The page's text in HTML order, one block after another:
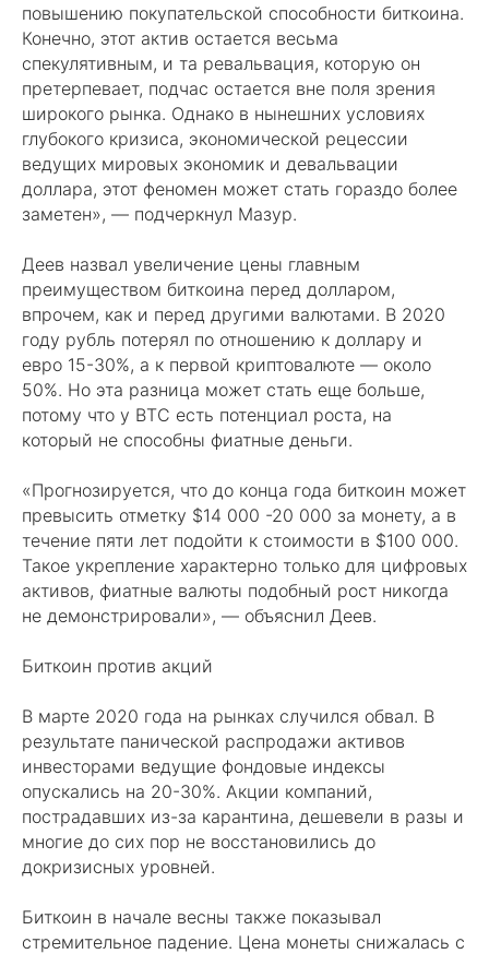
повышению покупательской способности биткоина.
Конечно, этот актив остается весьма
спекулятивным, и та ревальвация, которую он
претерпевает, подчас остается вне поля зрения
широкого рынка. Однако в нынешних условиях
глубокого кризиса, экономической рецессии
ведущих мировых экономик и девальвации
доллара, этот феномен может стать гораздо более
заметен», — подчеркнул Мазур.
Деев назвал увеличение цены главным
преимуществом биткоина перед долларом,
впрочем, как и перед другими валютами. В 2020
году рубль потерял по отношению к доллару и
евро 15-30%, а к первой криптовалюте — около
50%. Но эта разница может стать еще больше,
потому что у BTC есть потенциал роста, на
который не способны фиатные деньги.
«Прогнозируется, что до конца года биткоин может
превысить отметку $14 000 -20 000 за монету, а в
течение пяти лет подойти к стоимости в $100 000.
Такое укрепление характерно только для цифровых
активов, фиатные валюты подобный рост никогда
не демонстрировали», — объяснил Деев.
Биткоин против акций
В марте 2020 года на рынках случился обвал. В
результате панической распродажи активов
инвесторами ведущие фондовые индексы
опускались на 20-30%. Акции компаний,
пострадавших из-за карантина, дешевели в разы и
многие до сих пор не восстановились до
докризисных уровней.
Биткоин в начале весны также показывал
стремительное падение. Цена монеты снижалась с